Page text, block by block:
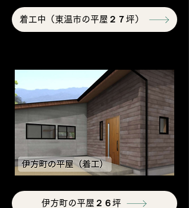
着工中（東温市の平屋２７坪）
伊方町の平屋２６坪